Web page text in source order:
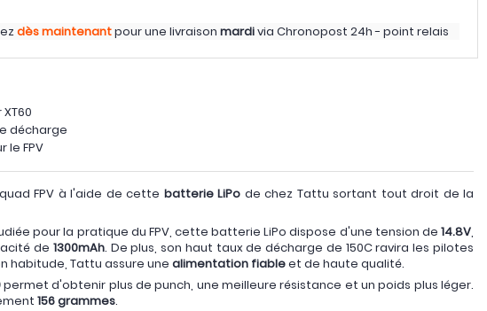
dès maintenantpour une livraison mardivia Chronopost 24h - point relais
décharge
le FPV
FPV à l'aide de cette batterie LiPo de chez Tattu sortant tout droit de la
pour la pratique du FPV, cette batterie LiPo dispose d'une tension de 14.8V
de 1300mAh. De plus, son haut taux de décharge de 150C ravira les pilotes
habitude, Tattu assure une alimentation fiableet de haute qualité.
permet d'obtenir plus de punch, une meilleure résistance et un poids plus léger.
156 grammes.